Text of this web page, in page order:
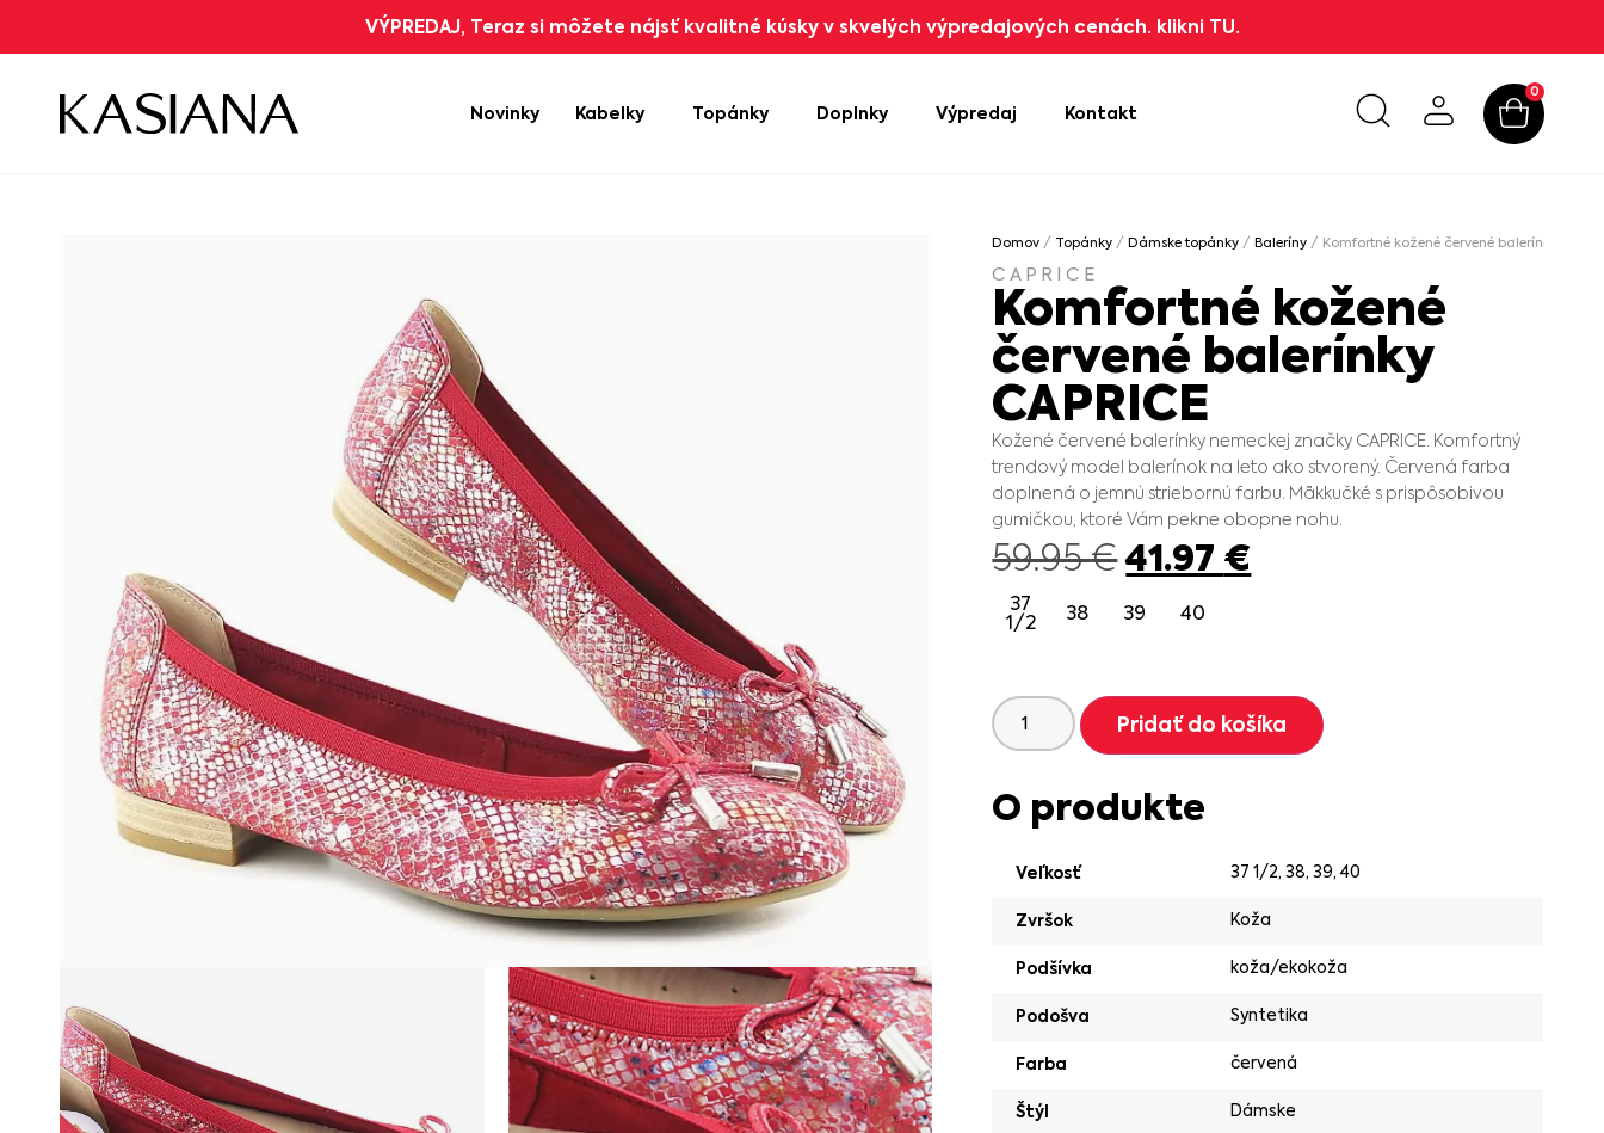
VÝPREDAJ, Teraz si môžete nájsť kvalitné kúsky v skvelých výpredajových cenách. klikni TU.
Novinky Kabelky Topánky Doplnky Výpredaj Kontakt
0
Domov / Topánky /Dámske topánky /Baleríny / Komfortné kožené červené balerínky
CAPRICE
Komfortné kožené
červené balerínky
CAPRICE
Kožené červené balerínky nemeckej značky CAPRICE. Komfortný
trendový model balerínok na leto ako stvorený. Červená farba
doplnená o jemnú striebornú farbu. Mäkkučké s prispôsobivou
gumičkou, ktoré Vám pekne obopne nohu.
59.95€41.97 €
37
1/2 38 39 40
Pridať do košíka
O produkte
Veľkosť 37 1/2,38,39,40
Zvršok Koža
Podšívka koža/ekokoža
Podošva Syntetika
Farba červená
Štýl Dámske